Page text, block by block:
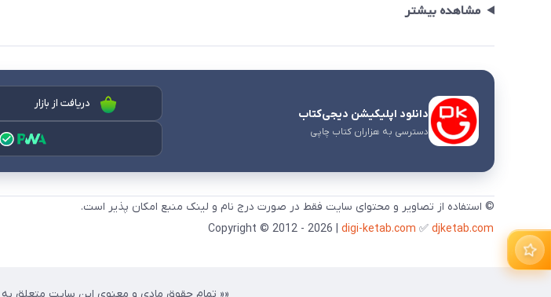
مشاهده بیشتر
دانلود اپلیکیشن دیجی‌کتاب
دسترسی به هزاران کتاب چاپی
دریافت از بازار
© استفاده از تصاویر و محتوای سایت فقط در صورت درج نام و لینک منبع امکان پذیر است.
digi-ketab.com ✅ djketab.com